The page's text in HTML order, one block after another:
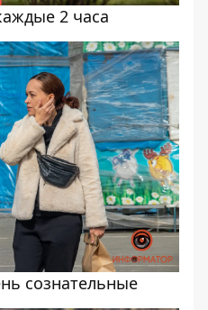
2 часа
сознательные